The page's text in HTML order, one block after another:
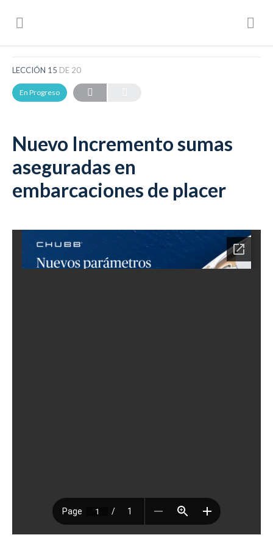
LECCIÓN 15 DE 20
En Progreso
Nuevo Incremento sumas
aseguradas en
embarcaciones de placer